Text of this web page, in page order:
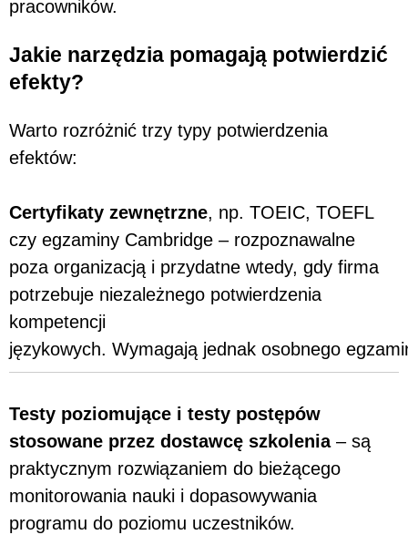
pracowników.
Jakie narzędzia pomagają potwierdzić
efekty?
Warto rozróżnić trzy typy potwierdzenia
efektów:
Certyfikaty zewnętrzne, np. TOEIC, TOEFL
czy egzaminy Cambridge – rozpoznawalne
poza organizacją i przydatne wtedy, gdy firma
potrzebuje niezależnego potwierdzenia
kompetencji
językowych. Wymagają jednak osobnego
Testy poziomujące i testy postępów
stosowane przez dostawcę szkolenia– są
praktycznym rozwiązaniem do bieżącego
monitorowania nauki i dopasowywania
programu do poziomu uczestników.